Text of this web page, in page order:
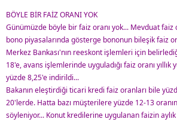
BÖYLE BİR FAİZ ORANI YOK
Günümüzde böyle bir faiz oranı yok... Mevduat faiz
bono piyasalarında gösterge bononun bileşik faiz
Merkez Bankası'nın reeskont işlemleri için
18'e, avans işlemlerinde uyguladığı faiz oranı
yüzde 8,25'e indirildi...
Bakanın eleştirdiği ticari kredi faiz oranları bile
20'lerde. Hatta bazı müşterilere yüzde 12-13
söyleniyor... Konut kredilerine uygulanan faizin